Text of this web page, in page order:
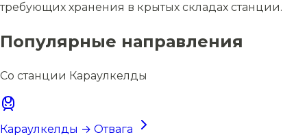
требующих хранения в крытых складах станции.
Популярные направления
Со станции Караулкелды
Караулкелды → Отвага